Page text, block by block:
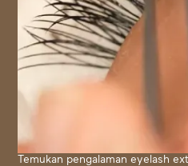
Temukan pengalaman eyelash